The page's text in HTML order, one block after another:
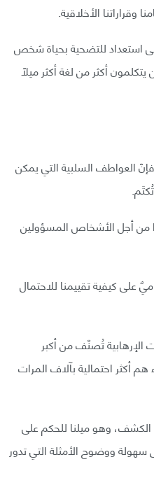
وقراراتنا الأخلاقية.
استعداد للتضحية بحياة شخص
أكثر من لغة أكثر ميلًا
فإنّ العواطف السلبية التي يمكن
من أجل الأشخاص المسؤولين
على كيفية تقييمنا للاحتمال
الإرهابية تُصنّف من أكبر
أكثر احتمالية بآلاف المرات
وهو ميلنا للحكم على
سهولة ووضوح الأمثلة التي تدور